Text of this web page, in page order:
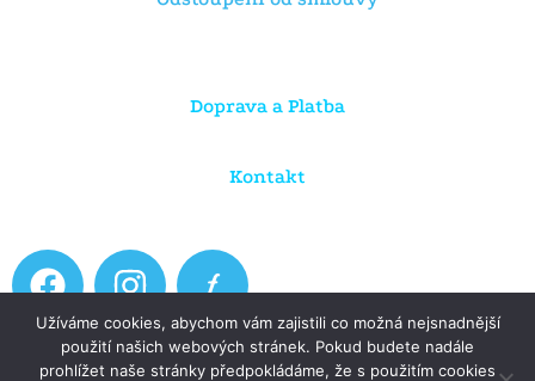
Doprava a Platba
Kontakt
F
a
c
I
n
s
Copyright © 2026 Dratule.cz
Užíváme cookies, abychom vám zajistili co možná nejsnadnější
použití našich webových stránek. Pokud budete nadále
prohlížet naše stránky předpokládáme, že s použitím cookies